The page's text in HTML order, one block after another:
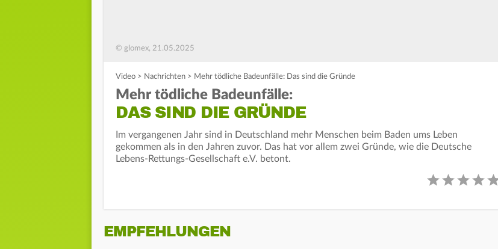
© glomex, 21.05.2025
Video > Nachrichten > Mehr tödliche Badeunfälle: Das sind die Gründe
Mehr tödliche Badeunfälle:
DAS SIND DIE GRÜNDE
Im vergangenen Jahr sind in Deutschland mehr Menschen beim Baden ums Leben
gekommen als in den Jahren zuvor. Das hat vor allem zwei Gründe, wie die Deutsche
Lebens-Rettungs-Gesellschaft e.V. betont.
EMPFEHLUNGEN